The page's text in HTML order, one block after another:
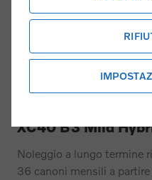
XC40 B3 Mild
Noleggio a lungo termine
36 canoni mensili a